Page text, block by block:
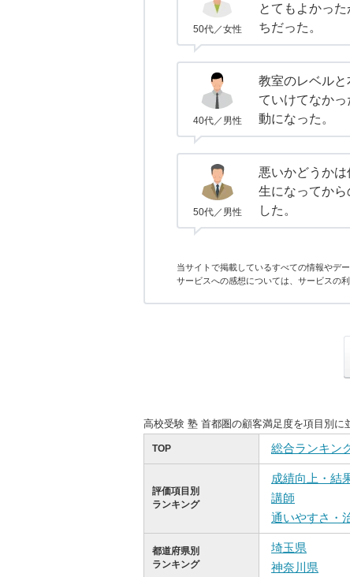
50代／女性
とてもよかっ
ちだった。
40代／男性
教室のレベル
ていけてなか
動になった。
50代／男性
悪いかどうか
生になってから
した。
当サイトで掲載しているすべての情報やデ
サービスへの感想については、サービスの
高校受験 塾 首都圏の顧客満足度を項目別に
TOP 総合ランキン
評価項目別
ランキング
成績向上・結
講師
通いやすさ・
都道府県別
ランキング
埼玉県
神奈川県